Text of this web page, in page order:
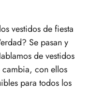
vestidos de fiesta
Se pasan y
de vestidos
con ellos
para todos los